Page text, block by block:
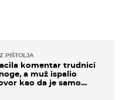
PIŠTOLJA
komentar trudnici
a muž ispalio
kao da je samo